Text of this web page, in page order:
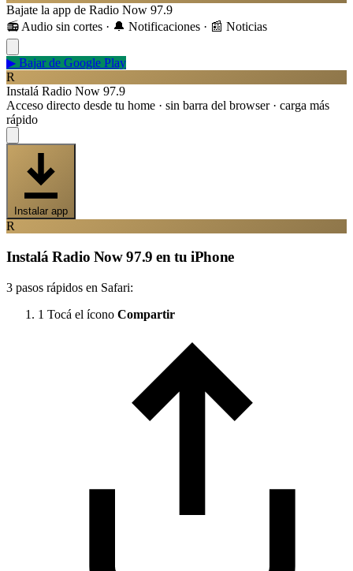
Bajate la app de Radio Now 97.9
📻 Audio sin cortes · 🔔 Notificaciones · 📰 Noticias
▶ Bajar de Google Play
R
Instalá Radio Now 97.9
Acceso directo desde tu home · sin barra del browser · carga más
rápido
Instalar app
R
Instalá Radio Now 97.9 en tu iPhone
3 pasos rápidos en Safari:
1 Tocá el ícono Compartir